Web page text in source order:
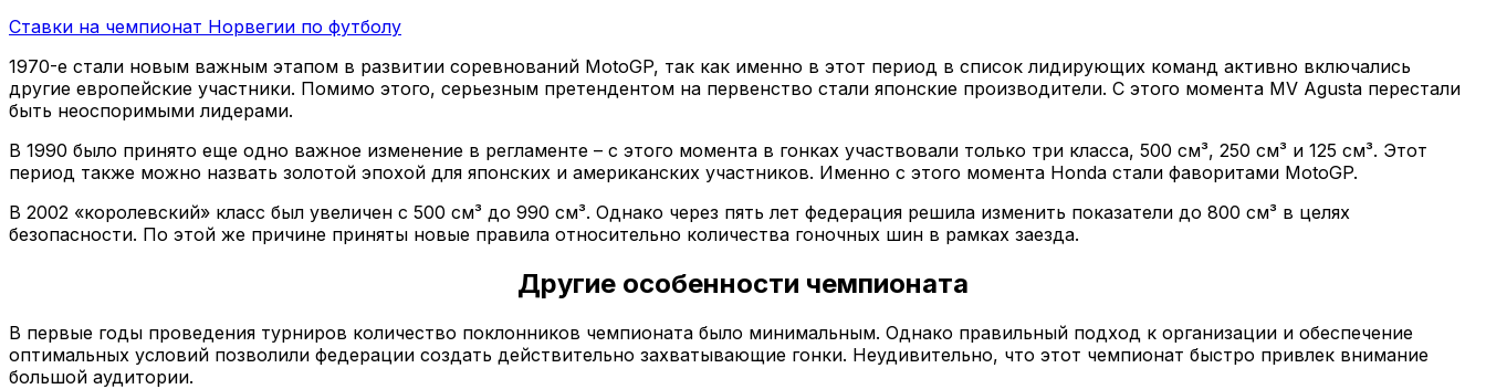
Ставки на чемпионат Норвегии по футболу
1970-е стали новым важным этапом в развитии соревнований MotoGP, так как именно в этот период в список лидирующих команд активно включались
другие европейские участники. Помимо этого, серьезным претендентом на первенство стали японские производители. С этого момента MV Agusta перестали
быть неоспоримыми лидерами.
В 1990 было принято еще одно важное изменение в регламенте – с этого момента в гонках участвовали только три класса, 500 см³, 250 см³ и 125 см³. Этот
период также можно назвать золотой эпохой для японских и американских участников. Именно с этого момента Honda стали фаворитами MotoGP.
В 2002 «королевский» класс был увеличен с 500 см³ до 990 см³. Однако через пять лет федерация решила изменить показатели до 800 см³ в целях
безопасности. По этой же причине приняты новые правила относительно количества гоночных шин в рамках заезда.
Другие особенности чемпионата
В первые годы проведения турниров количество поклонников чемпионата было минимальным. Однако правильный подход к организации и обеспечение
оптимальных условий позволили федерации создать действительно захватывающие гонки. Неудивительно, что этот чемпионат быстро привлек внимание
большой аудитории.